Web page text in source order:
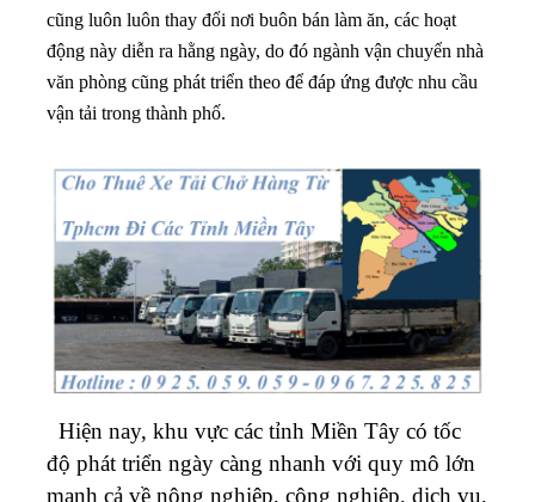
cũng luôn luôn thay đổi nơi buôn bán làm ăn, các hoạt
động này diễn ra hằng ngày, do đó ngành vận chuyển nhà
văn phòng cũng phát triển theo để đáp ứng được nhu cầu
vận tải trong thành phố.
Hiện nay, khu vực các tỉnh Miền Tây có tốc
độ phát triển ngày càng nhanh với quy mô lớn
mạnh cả về nông nghiệp, công nghiệp, dịch vụ,